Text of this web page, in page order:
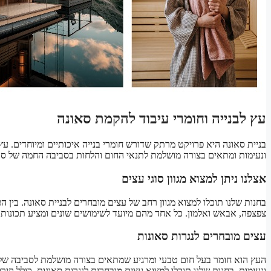
עץ לבנייה וחומרי עיבוד להקמת סאונה
בניית סאונה היא פרויקט מרתק שדורש חומרי בנייה איכותיים
ונעימות ומתאים בצורה מושלמת לתנאי החום והלחות בסביבה החמה של
אצלנו ניתן למצוא מגוון סוגי עצים
בחנות שלנו תוכלו למצוא מגוון רחב של עצים מובחרים לבניית סאונה.
צפצפה, אבאש ואלמון. כל אחד מהם מיועד לשימושים שונים ומציע תכונות
עצים מובחרים לנגרות סאונות
העץ הוא חומר בעל חום טבעי ומרגיע שמתאים בצורה מושלמת לסביבה